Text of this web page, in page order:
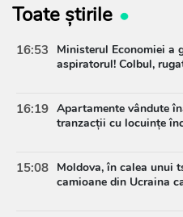
Toate știrile
16:53
Ministerul Economiei a
aspiratorul! Colbul,
16:19 Apartamente vândute
tranzacții cu locuințe
15:08 Moldova, în calea unui
camioane din Ucraina